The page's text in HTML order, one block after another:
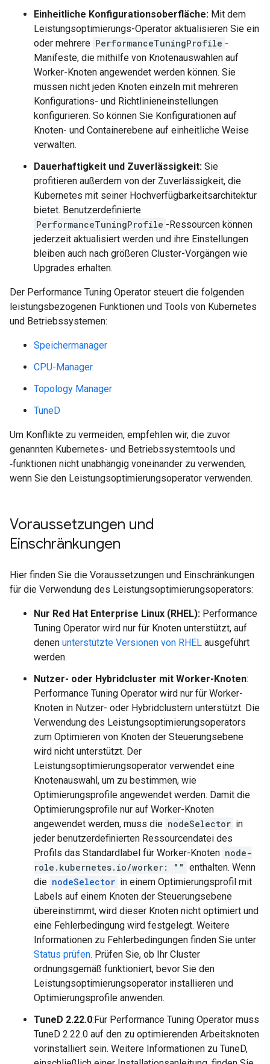
Einheitliche Konfigurationsoberfläche: Mit dem
Leistungsoptimierungs-Operator aktualisieren Sie ein
oder mehrere PerformanceTuningProfile -
Manifeste, die mithilfe von Knotenauswahlen auf
Worker-Knoten angewendet werden können. Sie
müssen nicht jeden Knoten einzeln mit mehreren
Konfigurations- und Richtlinieneinstellungen
konfigurieren. So können Sie Konfigurationen auf
Knoten- und Containerebene auf einheitliche Weise
verwalten.
Dauerhaftigkeit und Zuverlässigkeit: Sie
profitieren außerdem von der Zuverlässigkeit, die
Kubernetes mit seiner Hochverfügbarkeitsarchitektur
bietet. Benutzerdefinierte
PerformanceTuningProfile -Ressourcen können
jederzeit aktualisiert werden und ihre Einstellungen
bleiben auch nach größeren Cluster-Vorgängen wie
Upgrades erhalten.
Der Performance Tuning Operator steuert die folgenden
leistungsbezogenen Funktionen und Tools von Kubernetes
und Betriebssystemen:
Speichermanager
CPU-Manager
Topology Manager
TuneD
Um Konflikte zu vermeiden, empfehlen wir, die zuvor
genannten Kubernetes- und Betriebssystemtools und
‑funktionen nicht unabhängig voneinander zu verwenden,
wenn Sie den Leistungsoptimierungsoperator verwenden.
Voraussetzungen und
Einschränkungen
Hier finden Sie die Voraussetzungen und Einschränkungen
für die Verwendung des Leistungsoptimierungsoperators:
Nur Red Hat Enterprise Linux (RHEL): Performance
Tuning Operator wird nur für Knoten unterstützt, auf
denen unterstützte Versionen von RHEL ausgeführt
werden.
Nutzer- oder Hybridcluster mit Worker-Knoten:
Performance Tuning Operator wird nur für Worker-
Knoten in Nutzer- oder Hybridclustern unterstützt. Die
Verwendung des Leistungsoptimierungsoperators
zum Optimieren von Knoten der Steuerungsebene
wird nicht unterstützt. Der
Leistungsoptimierungsoperator verwendet eine
Knotenauswahl, um zu bestimmen, wie
Optimierungsprofile angewendet werden. Damit die
Optimierungsprofile nur auf Worker-Knoten
angewendet werden, muss die nodeSelector in
jeder benutzerdefinierten Ressourcendatei des
Profils das Standardlabel für Worker-Knoten node-
role.kubernetes.io/worker: "" enthalten. Wenn
die nodeSelector in einem Optimierungsprofil mit
Labels auf einem Knoten der Steuerungsebene
übereinstimmt, wird dieser Knoten nicht optimiert und
eine Fehlerbedingung wird festgelegt. Weitere
Informationen zu Fehlerbedingungen finden Sie unter
Status prüfen. Prüfen Sie, ob Ihr Cluster
ordnungsgemäß funktioniert, bevor Sie den
Leistungsoptimierungsoperator installieren und
Optimierungsprofile anwenden.
TuneD 2.22.0:Für Performance Tuning Operator muss
TuneD 2.22.0 auf den zu optimierenden Arbeitsknoten
vorinstalliert sein. Weitere Informationen zu TuneD,